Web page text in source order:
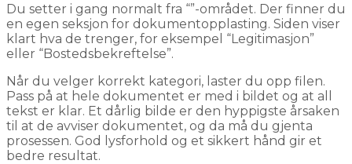
Du setter i gang normalt fra “”-området. Der finner du
en egen seksjon for dokumentopplasting. Siden viser
klart hva de trenger, for eksempel “Legitimasjon”
eller “Bostedsbekreftelse”.
Når du velger korrekt kategori, laster du opp filen.
Pass på at hele dokumentet er med i bildet og at all
tekst er klar. Et dårlig bilde er den hyppigste årsaken
til at de avviser dokumentet, og da må du gjenta
prosessen. God lysforhold og et sikkert hånd gir et
bedre resultat.